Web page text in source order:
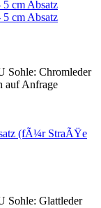
Sohle: Chromleder
auf Anfrage
Sohle: Glattleder